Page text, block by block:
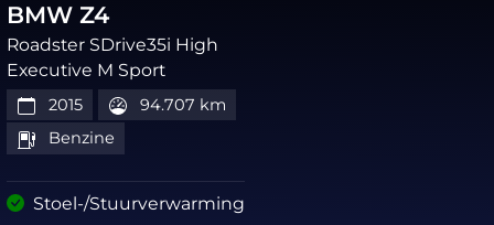
BMW Z4
Roadster SDrive35i High
Executive M Sport
2015
94.707 km
Benzine
Stoel-/Stuurverwarming